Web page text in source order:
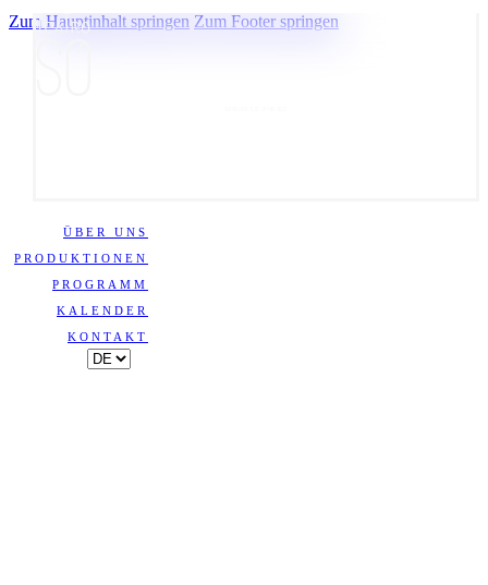
Zum Hauptinhalt springen Zum Footer springen
ÜBER UNS
PRODUKTIONEN
PROGRAMM
KALENDER
KONTAKT